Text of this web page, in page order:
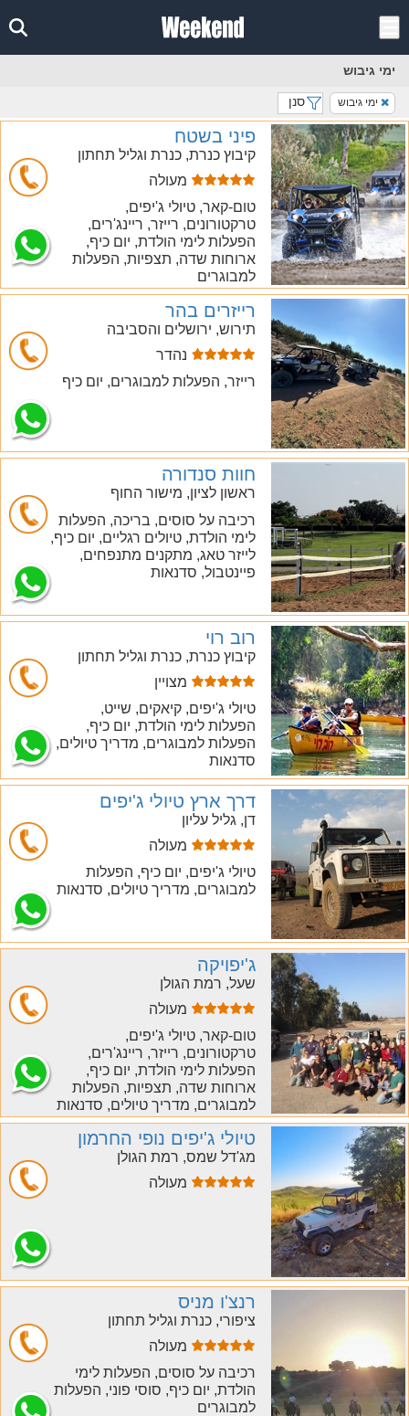
ימי גיבוש
ימי גיבוש סנן
פיני בשטח
קיבוץ כנרת, כנרת וגליל תחתון
מעולה
טום-קאר, טיולי ג'יפים,
טרקטורונים, רייזר, ריינג'רים,
הפעלות לימי הולדת, יום כיף,
ארוחות שדה, תצפיות, הפעלות
למבוגרים
חייג
רייזרים בהר
תירוש, ירושלים והסביבה
נהדר
רייזר, הפעלות למבוגרים, יום כיף
חייג
חוות סנדורה
ראשון לציון, מישור החוף
רכיבה על סוסים, בריכה, הפעלות
לימי הולדת, טיולים רגליים, יום כיף,
לייזר טאג, מתקנים מתנפחים,
פיינטבול, סדנאות
חייג
רוב רוי
קיבוץ כנרת, כנרת וגליל תחתון
מצויין
טיולי ג'יפים, קיאקים, שייט,
הפעלות לימי הולדת, יום כיף,
הפעלות למבוגרים, מדריך טיולים,
סדנאות
חייג
דרך ארץ טיולי ג'יפים
דן, גליל עליון
מעולה
טיולי ג'יפים, יום כיף, הפעלות
למבוגרים, מדריך טיולים, סדנאות
חייג
ג'יפויקה
שעל, רמת הגולן
מעולה
טום-קאר, טיולי ג'יפים,
טרקטורונים, רייזר, ריינג'רים,
הפעלות לימי הולדת, יום כיף,
ארוחות שדה, תצפיות, הפעלות
למבוגרים, מדריך טיולים, סדנאות
חייג
טיולי ג'יפים נופי החרמון
מג'דל שמס, רמת הגולן
מעולה
חייג
רנצ'ו מניס
ציפורי, כנרת וגליל תחתון
מעולה
רכיבה על סוסים, הפעלות לימי
הולדת, יום כיף, סוסי פוני, הפעלות
למבוגרים
חייג